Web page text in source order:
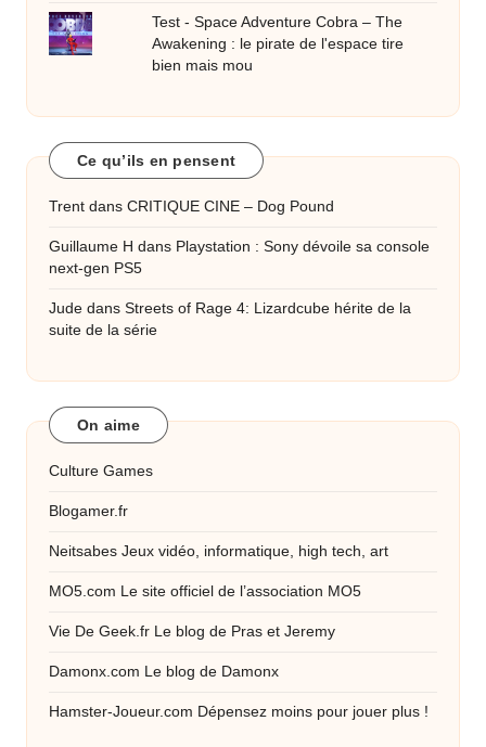
Test - Space Adventure Cobra – The
Awakening : le pirate de l'espace tire
bien mais mou
Ce qu’ils en pensent
Trent dans CRITIQUE CINE – Dog Pound
Guillaume H dans Playstation : Sony dévoile sa console
next-gen PS5
Jude dans Streets of Rage 4: Lizardcube hérite de la
suite de la série
On aime
Culture Games
Blogamer.fr
Neitsabes Jeux vidéo, informatique, high tech, art
MO5.com Le site officiel de l’association MO5
Vie De Geek.fr Le blog de Pras et Jeremy
Damonx.com Le blog de Damonx
Hamster-Joueur.com Dépensez moins pour jouer plus !